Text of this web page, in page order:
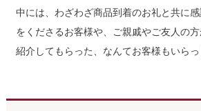
中には、わざわざ商品到着のお礼と共に
をくださるお客様や、ご親戚やご友人の
紹介してもらった、なんてお客様もいらっ